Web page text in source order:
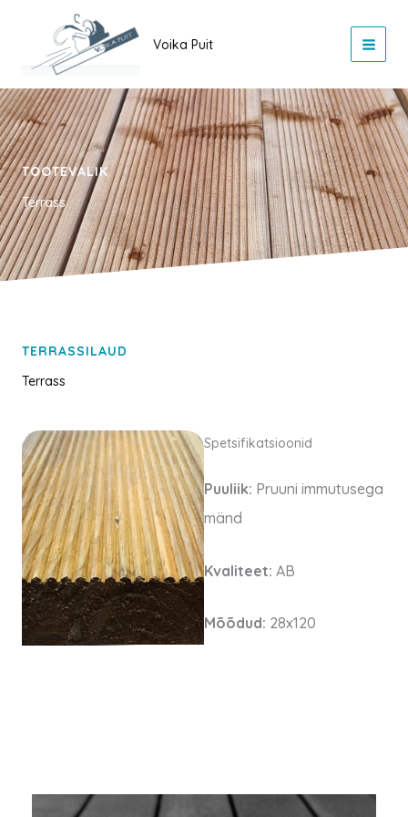
content
Voika Puit
TOOTEVALIK
Terrass
TERRASSILAUD
Terrass
Spetsifikatsioonid
Puuliik: Pruuni immutusega
mänd
Kvaliteet: AB
Mõõdud: 28x120